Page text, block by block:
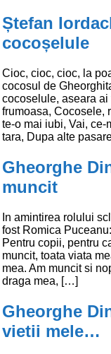
Ștefan
cocoșelule
Cioc, cioc, cioc, la
cocosul de
cocoselule, aseara
frumoasa, Cocosele,
te-o mai iubi, Vai,
tara, Dupa alte
Gheorghe
muncit
In amintirea rolului
fost Romica
Pentru copii, pentru
muncit, toata viata
mea. Am muncit si
draga mea, […]
Gheorghe
vietii mele…